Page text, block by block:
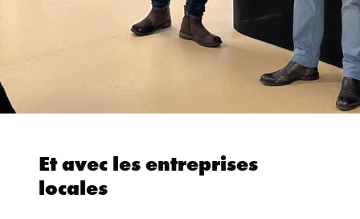
Et avec les entreprises
locales